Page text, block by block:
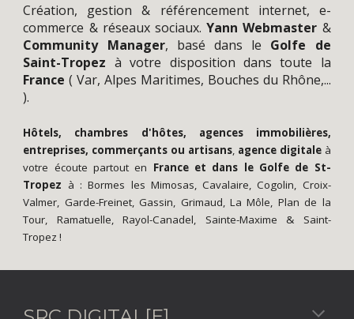
Création, gestion & référencementinternet, e-
commerce & réseaux sociaux.YannWebmaster &
Community Manager, basé dans le Golfe de
Saint-Tropez à votre disposition dans toute la
France (Var,Alpes Maritimes, Bouches du Rhône,...
).
Hôtels, chambres d'hôtes, agences immobilières,
entreprises, commerçants ou artisans, agence digitaleà
votre écoute partout en Franceet dans le Golfe de St-
Tropez à :Bormes les Mimosas,Cavalaire,Cogolin, Croix-
Valmer, Garde-Freinet,Gassin, Grimaud,La Môle, Plan de la
Tour, Ramatuelle,Rayol-Canadel, Sainte-Maxime & Saint-
Tropez !